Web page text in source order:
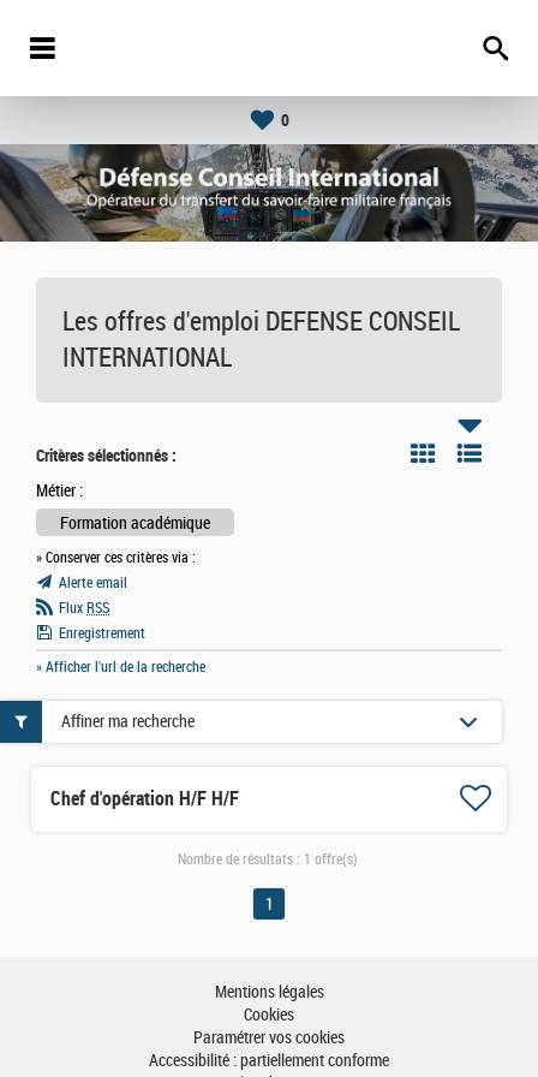
0
Les offres d'emploi DEFENSE CONSEIL
INTERNATIONAL
Critères sélectionnés :
Métier :
Formation académique
» Conserver ces critères via :
Alerte email
Flux RSS
Enregistrement
» Afficher l'url de la recherche
Chef d'opération H/F H/F
Affiner ma recherche
Nombre de résultats : 1 offre(s)
1
Mentions légales
Cookies
Paramétrer vos cookies
Accessibilité : partiellement conforme